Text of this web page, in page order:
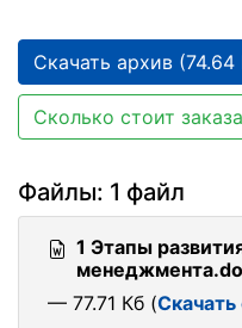
Скачать архив (74.64
Сколько стоит
Файлы: 1 файл
1 Этапы
— 77.71 Кб (